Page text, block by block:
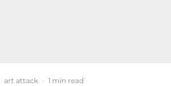
art attack · 1 min read